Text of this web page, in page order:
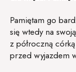
Pamiętam go
się wtedy na
z półroczną
przed wyjazdem